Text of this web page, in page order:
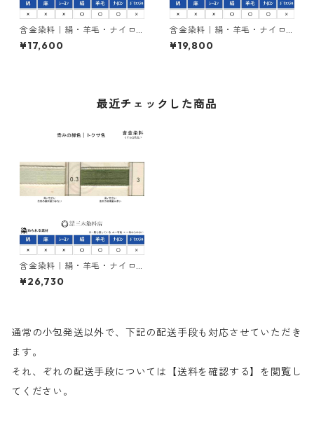
含金染料｜絹・羊毛・ナイロ
ンを染める｜1kg｜カヤカラン
オレンヂＲＬ（赤みの橙色）
¥17,600
含金染料｜絹・羊毛・ナイロ
ンを染める｜1kg｜アシッドメ
タルオレンヂＣＹ（橙色）
¥19,800
最近チェックした商品
含金染料｜絹・羊毛・ナイロ
ンを染める｜1kg｜イソランオ
リーブグリンK-GGN200％
¥26,730
通常の小包発送以外で、下記の配送手段も対応させていただき
ます。
それ、ぞれの配送手段については【送料を確認する】を閲覧し
てください。